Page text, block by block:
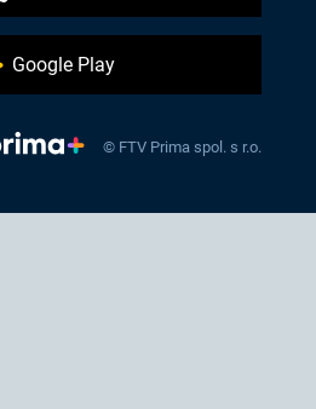
Google Play
© FTV Prima spol. s r.o.